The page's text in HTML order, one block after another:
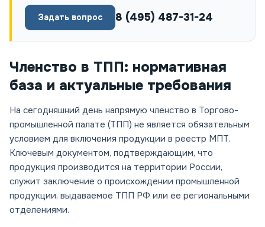
Задать вопрос 8 (495) 487-31-24
Членство в ТПП: нормативная
база и актуальные требования
На сегодняшний день напрямую членство в Торгово-
промышленной палате (ТПП) не является обязательным
условием для включения продукции в реестр МПТ.
Ключевым документом, подтверждающим, что
продукция производится на территории России,
служит заключение о происхождении промышленной
продукции, выдаваемое ТПП РФ или ее региональными
отделениями.